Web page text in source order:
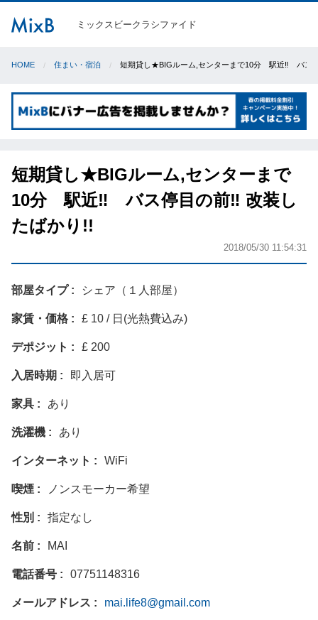
ミックスビークラシファイド
HOME 住まい・宿泊 短期貸し★BIGルーム,センターまで10分 駅近‼ バス
短期貸し★BIGルーム,センターまで
10分 駅近‼ バス停目の前‼ 改装し
たばかり!!
2018/05/30 11:54:31
部屋タイプ シェア（１人部屋）
家賃・価格 £ 10 / 日(光熱費込み)
デポジット £ 200
入居時期 即入居可
家具 あり
洗濯機 あり
インターネット WiFi
喫煙 ノンスモーカー希望
性別 指定なし
名前 MAI
電話番号 07751148316
メールアドレス mai.life8@gmail.com